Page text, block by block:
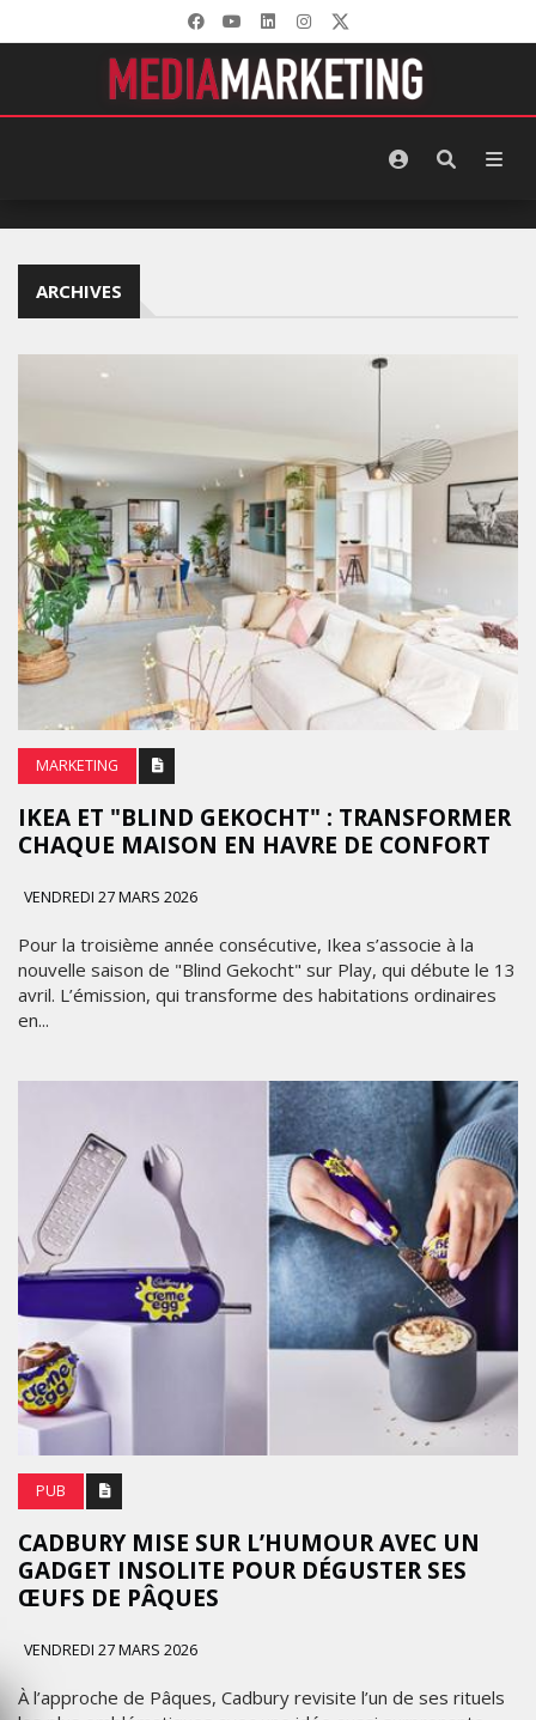
ARCHIVES
MARKETING
IKEA ET "BLIND GEKOCHT" : TRANSFORMER
CHAQUE MAISON EN HAVRE DE CONFORT
VENDREDI 27 MARS 2026
Pour la troisième année consécutive, Ikea s’associe à la
nouvelle saison de "Blind Gekocht" sur Play, qui débute le 13
avril. L’émission, qui transforme des habitations ordinaires
en...
PUB
CADBURY MISE SUR L’HUMOUR AVEC UN
GADGET INSOLITE POUR DÉGUSTER SES
ŒUFS DE PÂQUES
VENDREDI 27 MARS 2026
À l’approche de Pâques, Cadbury revisite l’un de ses rituels